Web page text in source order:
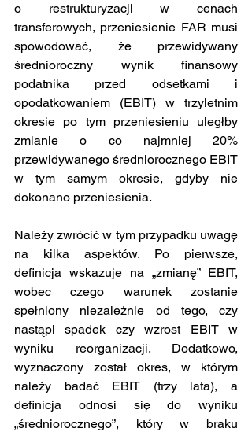
o restrukturyzacji w cenach
transferowych, przeniesienie FAR musi
spowodować, że przewidywany
średnioroczny wynik finansowy
podatnika przed odsetkami i
opodatkowaniem (EBIT) w trzyletnim
okresie po tym przeniesieniu uległby
zmianie o co najmniej 20%
przewidywanego średniorocznego EBIT
w tym samym okresie, gdyby nie
dokonano przeniesienia.
Należy zwrócić w tym przypadku uwagę
na kilka aspektów. Po pierwsze,
definicja wskazuje na „zmianę” EBIT,
wobec czego warunek zostanie
spełniony niezależnie od tego, czy
nastąpi spadek czy wzrost EBIT w
wyniku reorganizacji. Dodatkowo,
wyznaczony został okres, w którym
należy badać EBIT (trzy lata), a
definicja odnosi się do wyniku
„średniorocznego”, który w braku